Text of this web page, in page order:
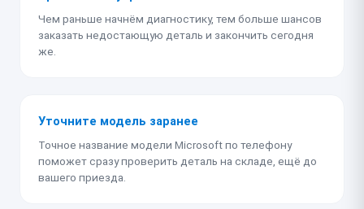
Чем раньше начнём диагностику, тем больше шансов
заказать недостающую деталь и закончить сегодня
же.
Уточните модель заранее
Точное название модели Microsoft по телефону
поможет сразу проверить деталь на складе, ещё до
вашего приезда.